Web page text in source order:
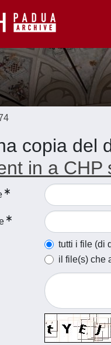
copia del
in a
tutti i file (di
il file(s) che